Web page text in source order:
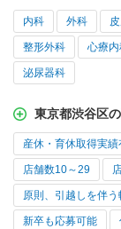
内科 外科
整形外科 心療
泌尿器科
東京都渋谷区
産休・育休取得実績
店舗数10～29
原則、引越しを伴う
新卒も応募可能